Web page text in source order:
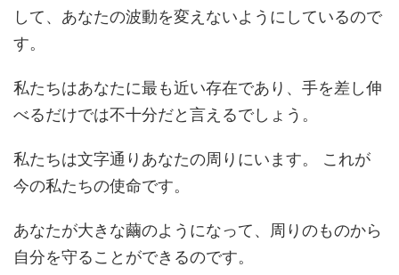
して、あなたの波動を変えないようにしているので
す。
私たちはあなたに最も近い存在であり、手を差し伸
べるだけでは不十分だと言えるでしょう。
私たちは文字通りあなたの周りにいます。 これが
今の私たちの使命です。
あなたが大きな繭のようになって、周りのものから
自分を守ることができるのです。